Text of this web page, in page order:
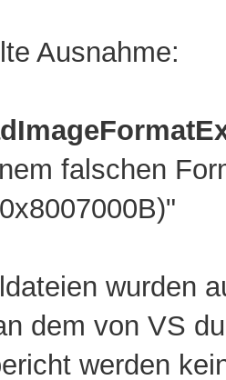
Ausnahme:
falschen
wurden
dem von VS
werden